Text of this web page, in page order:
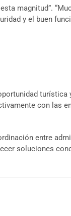
magnitud”.
y el buen
con las
entre
soluciones